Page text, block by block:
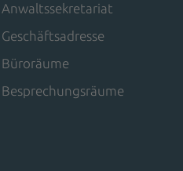
Anwaltssekretariat
Geschäftsadresse
Büroräume
Besprechungsräume